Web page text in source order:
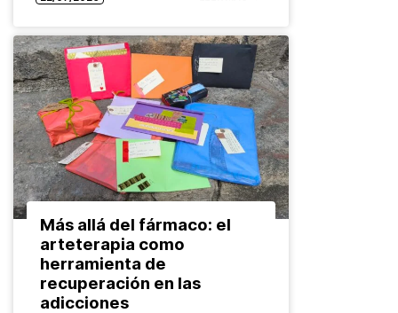
Más allá del fármaco: el
arteterapia como
herramienta de
recuperación en las
adicciones